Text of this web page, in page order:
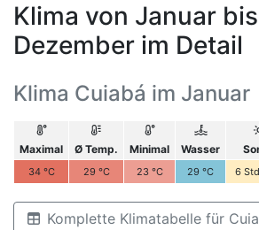
Klima von Januar bis
Dezember im Detail
Klima Cuiabá im Januar
Maximal Ø Temp. Minimal Wasser
34 °C 29 °C 23 °C 29 °C 6
Komplette Klimatabelle für